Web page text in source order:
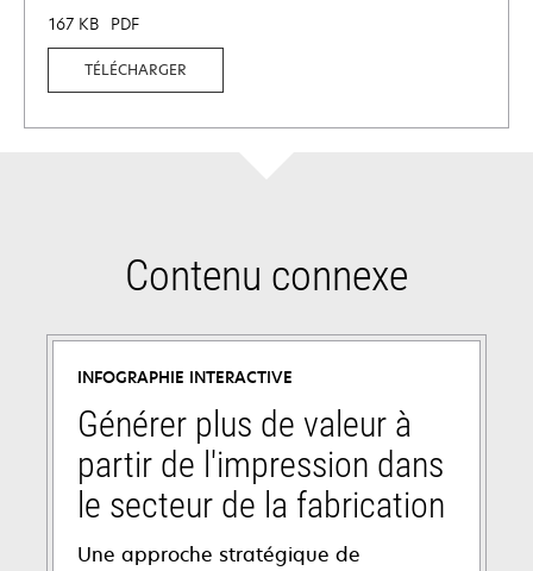
167 KB PDF
TÉLÉCHARGER
Contenu connexe
INFOGRAPHIE INTERACTIVE
Générer plus de valeur à
partir de l'impression dans
le secteur de la fabrication
Une approche stratégique de